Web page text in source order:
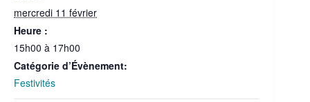
mercredi 11 février
Heure :
15h00 à 17h00
Catégorie d’Évènement:
Festivités